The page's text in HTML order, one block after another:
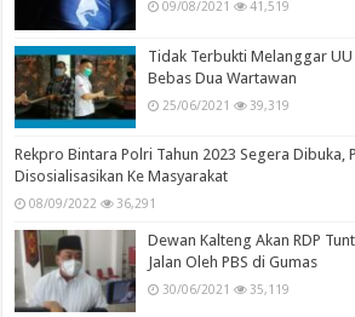
09/08/2021 41,519
Tidak Terbukti Melanggar UU
Bebas Dua Wartawan
25/06/2021 39,319
Rekpro Bintara Polri Tahun 2023 Segera Dibuka,
Disosialisasikan Ke Masyarakat
08/09/2022 36,291
Dewan Kalteng Akan RDP
Jalan Oleh PBS di Gumas
30/06/2021 35,119